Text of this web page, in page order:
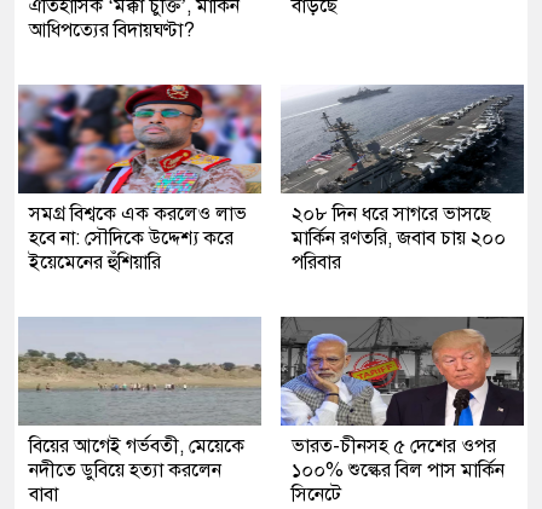
ঐতিহাসিক ‘মক্কা চুক্তি’, মার্কিন
আধিপত্যের বিদায়ঘণ্টা?
বাড়ছে
সমগ্র বিশ্বকে এক করলেও লাভ
হবে না: সৌদিকে উদ্দেশ্য করে
ইয়েমেনের হুঁশিয়ারি
২০৮ দিন ধরে সাগরে ভাসছে
মার্কিন রণতরি, জবাব চায় ২০০
পরিবার
বিয়ের আগেই গর্ভবতী, মেয়েকে
নদীতে ডুবিয়ে হত্যা করলেন
বাবা
ভারত-চীনসহ ৫ দেশের ওপর
১০০% শুল্কের বিল পাস মার্কিন
সিনেটে